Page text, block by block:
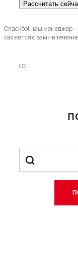
Спасибо! наш менеджер
свяжется с вами в
OK